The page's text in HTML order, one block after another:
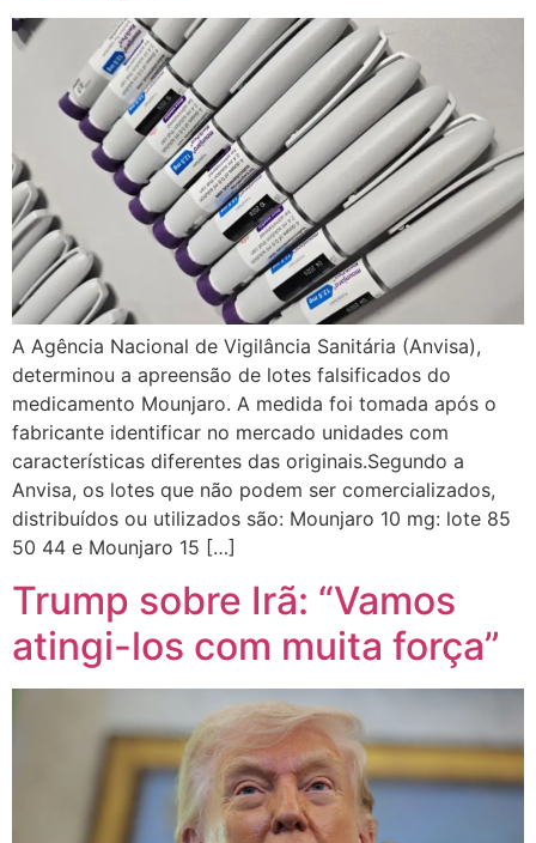
A Agência Nacional de Vigilância Sanitária (Anvisa),
determinou a apreensão de lotes falsificados do
medicamento Mounjaro. A medida foi tomada após o
fabricante identificar no mercado unidades com
características diferentes das originais.Segundo a
Anvisa, os lotes que não podem ser comercializados,
distribuídos ou utilizados são: Mounjaro 10 mg: lote 85
50 44 e Mounjaro 15 […]
Trump sobre Irã: “Vamos
atingi-los com muita força”